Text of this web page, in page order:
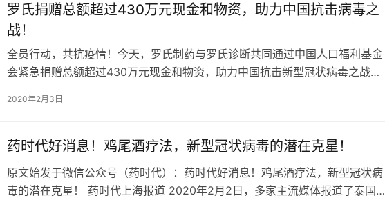
罗氏捐赠总额超过430万元现金和物资，助力中国抗击病毒之
战！
全员行动，共抗疫情！今天，罗氏制药与罗氏诊断共同通过中国人口福利基金
会紧急捐赠总额超过430万元现金和物资，助力中国抗击新型冠状病毒之战。 1
2020年2月3日
药时代好消息！鸡尾酒疗法，新型冠状病毒的潜在克星！
原文始发于微信公众号（药时代）：药时代好消息！鸡尾酒疗法，新型冠状病
毒的潜在克星！ 药时代上海报道 2020年2月2日，多家主流媒体报道了泰国在